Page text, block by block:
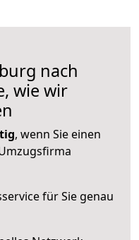
nach
wie wir
, wenn Sie einen
für Sie genau